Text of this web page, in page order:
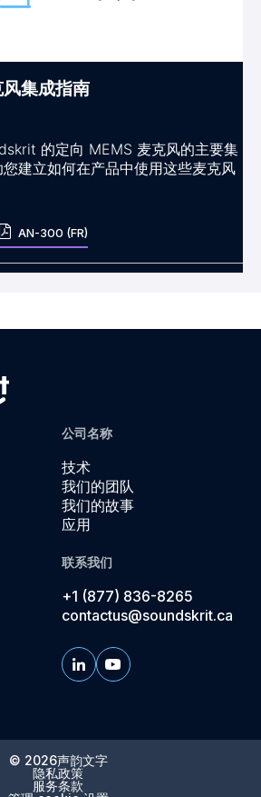
集成指南
的定向 MEMS 麦克风的主要集
建立如何在产品中使用这些麦克风
AN-300 (FR)
公司名称
技术
我们的团队
我们的故事
应用
联系我们
+1 (877) 836-8265
contactus@soundskrit.ca
© 2026声韵文字
隐私政策
服务条款